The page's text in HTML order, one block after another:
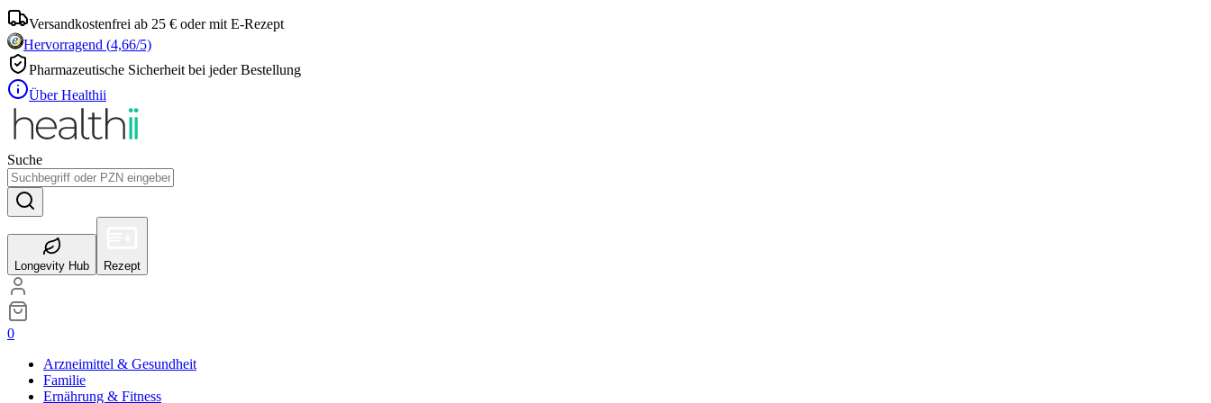
Versandkostenfrei ab 25 € oder mit E-Rezept
Hervorragend (4,66/5)
Pharmazeutische Sicherheit bei jeder Bestellung
Über Healthii
Suche
Longevity Hub Rezept
0
Arzneimittel & Gesundheit
Familie
Ernährung & Fitness